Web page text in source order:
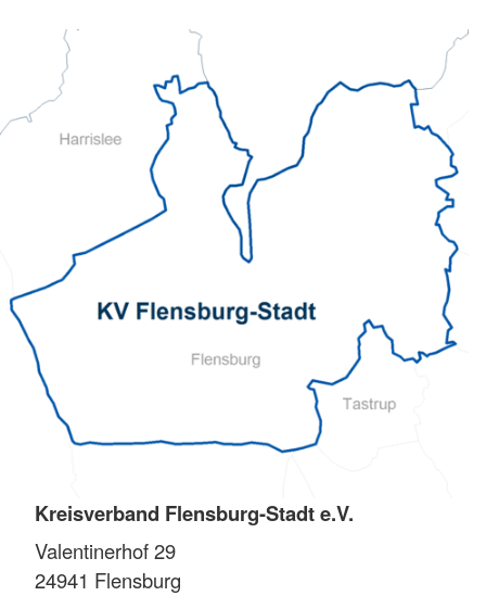
Kreisverband Flensburg-Stadt e.V.
Valentinerhof 29
24941 Flensburg